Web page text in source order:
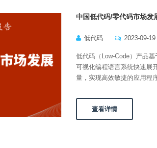
中国低代码/零代码市场发
低代码 2023-09-
低代码（Low-Code）产品
可视化编程语⾔系统快速展
量，实现⾼效敏捷的应用程
查看详情